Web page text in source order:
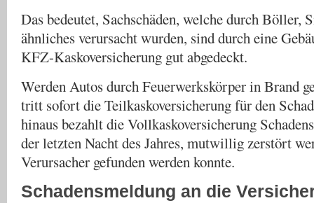
Das bedeutet, Sachschäden, welche durch Böller,
ähnliches verursacht wurden, sind durch eine
KFZ-Kaskoversicherung gut abgedeckt.
Werden Autos durch Feuerwerkskörper in Brand
tritt sofort die Teilkaskoversicherung für den
hinaus bezahlt die Vollkaskoversicherung
der letzten Nacht des Jahres, mutwillig zerstört
Verursacher gefunden werden konnte.
Schadensmeldung an die